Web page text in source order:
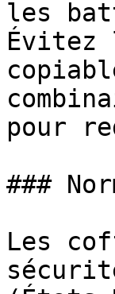
les
Évitez
pour
###
Les